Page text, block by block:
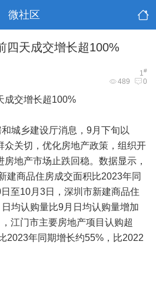
微社区
四天成交增长超100%
1#
489 0
成交增长超100%
城乡建设厅消息，9月下旬以
众关切，优化房地产政策，组织开
地产市场止跌回稳。数据显示，
建商品住房成交面积比2023年同
至10月3日，深圳市新建商品住
均认购量比9月日均认购量增加
江门市主要房地产项目认购超
2023年同期增长约55%，比2022